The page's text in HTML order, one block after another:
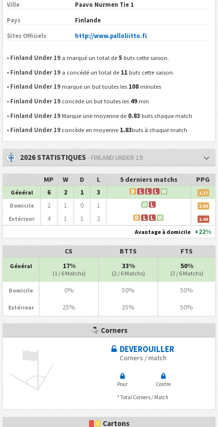
Ville Paavo Nurmen Tie 1
Pays Finlande
Sites Officiels http://www.palloliitto.fi
• Finland Under 19 a marqué un total de5 buts cette saison.
• Finland Under 19 a concédé un total de 11 buts cette saison.
• Finland Under 19 marque un but toutes les 108 minutes
• Finland Under 19 concède un but toutes les 49 min
• Finland Under 19 Marque une moyenne de 0.83 buts chaque match
• Finland Under 19 concède en moyenne 1.83buts à chaque match
2026 STATISTIQUES - FINLAND UNDER 19
MP W D L 5 derniers matchs PPG
Général 6 2 1 3 D L L L W 1.17
Domicile 2 1 0 1 W L 1.50
Extérieur 4 1 1 2 D L L W 1.00
Avantage à domicile +22%
CS BTTS FTS
Général 17%
(1 / 6 Matchs)
33%
(2 / 6 Matchs)
50%
(3 / 6 Matchs)
Domicile 0% 50% 50%
Extérieur 25% 25% 50%
Corners
DEVEROUILLER
Corners / match
Pour
Contre
* Total Corners / Match
Cartons